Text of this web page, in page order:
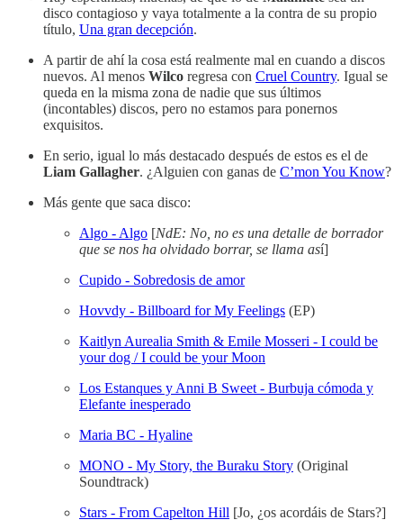
disco contagioso y vaya totalmente a la contra de su propio
título, Una gran decepción.
A partir de ahí la cosa está realmente mal en cuando a discos
nuevos. Al menos Wilco regresa con Cruel Country. Igual se
queda en la misma zona de nadie que sus últimos
(incontables) discos, pero no estamos para ponernos
exquisitos.
En serio, igual lo más destacado después de estos es el de
Liam Gallagher. ¿Alguien con ganas de C’mon You Know?
Más gente que saca disco:
Algo - Algo [NdE: No, no es una detalle de borrador
que se nos ha olvidado borrar, se llama así]
Cupido - Sobredosis de amor
Hovvdy - Billboard for My Feelings (EP)
Kaitlyn Aurealia Smith & Emile Mosseri - I could be
your dog / I could be your Moon
Los Estanques y Anni B Sweet - Burbuja cómoda y
Elefante inesperado
Maria BC - Hyaline
MONO - My Story, the Buraku Story (Original
Soundtrack)
Stars - From Capelton Hill [Jo, ¿os acordáis de Stars?]